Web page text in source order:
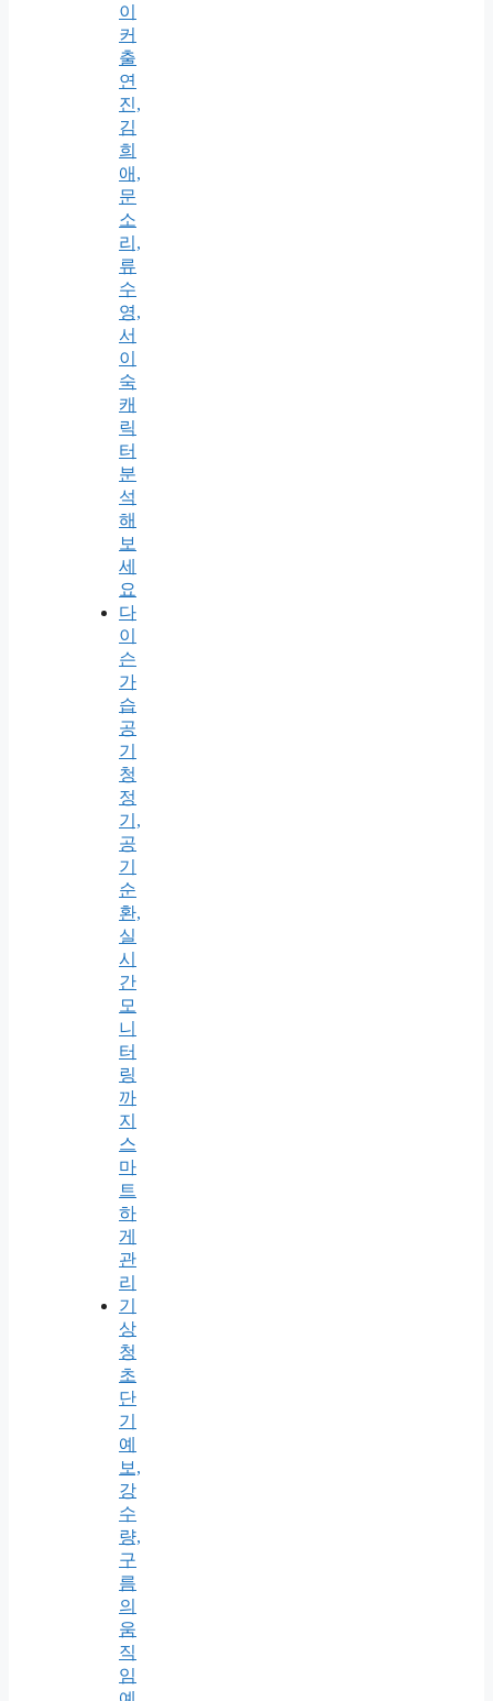
이
커
출
연
진,
김
희
애,
문
소
리,
류
수
영,
서
이
숙
캐
릭
터
분
석
해
보
세
요
다
이
슨
가
습
공
기
청
정
기,
공
기
순
환,
실
시
간
모
니
터
링
까
지
스
마
트
하
게
관
리
기
상
청
초
단
기
예
보,
강
수
량,
구
름
의
움
직
임